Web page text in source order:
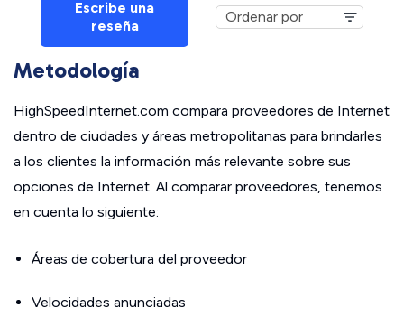
Escribe una
reseña
Metodología
HighSpeedInternet.com compara proveedores de Internet
dentro de ciudades y áreas metropolitanas para brindarles
a los clientes la información más relevante sobre sus
opciones de Internet. Al comparar proveedores, tenemos
en cuenta lo siguiente:
Áreas de cobertura del proveedor
Velocidades anunciadas